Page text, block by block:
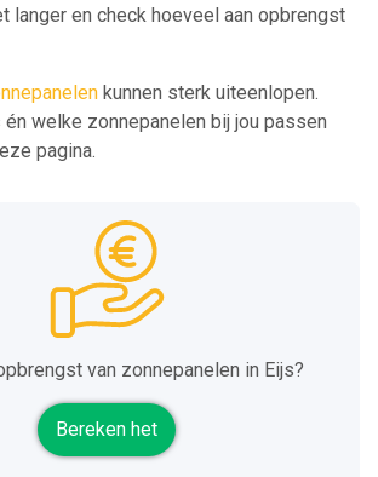
langer en check hoeveel aan opbrengst
kunnen sterk uiteenlopen.
welke zonnepanelen bij jou passen
pagina.
van zonnepanelen in Eijs?
Bereken het